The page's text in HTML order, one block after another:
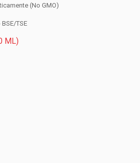
(No GMO)
TSE
ML)